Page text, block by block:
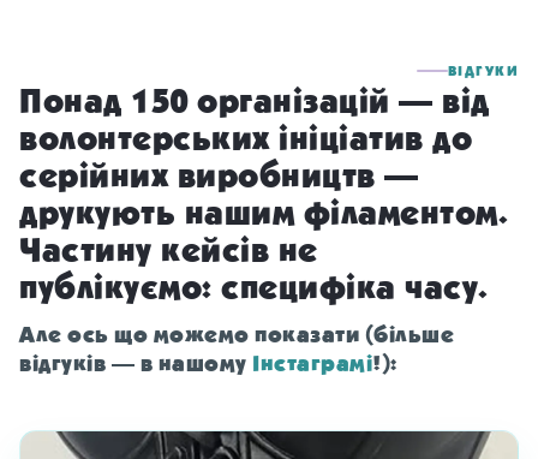
ВІДГУКИ
Понад 150 організацій — від
волонтерських ініціатив до
серійних виробництв —
друкують нашим філаментом.
Частину кейсів не
публікуємо: специфіка часу.
Але ось що можемо показати (більше
відгуків — в нашому Інстаграмі!):